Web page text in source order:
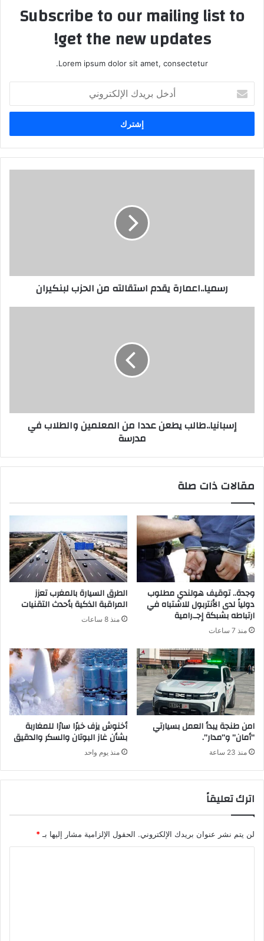
Subscribe to our mailing list to
get the new updates!
Lorem ipsum dolor sit amet, consectetur.
بريدك
الإلكتروني
رسميا..اعمارة يقدم استقالته من الحزب لبنكيران
إسبانيا..طالب يطعن عددا من المعلمين والطلاب في
مدرسة
مقالات ذات صلة
وجدة.. توقيف هولندي مطلوب
دولياً لدى الأنتربول للاشتباه في
ارتباطه بشبكة إجـ.رامية
منذ 7 ساعات
الطرق السيارة بالمغرب تعزز
المراقبة الذكية بأحدث التقنيات
منذ 8 ساعات
امن طنجة يبدأ العمل بسيارتي
“أمان” و”مدار”.
منذ 23 ساعة
أخنوش يزف خبرًا سارًا للمغاربة
بشأن غاز البوتان والسكر والدقيق
منذ يوم واحد
اترك تعليقاً
لن يتم نشر عنوان بريدك الإلكتروني. الحقول الإلزامية مشار إليها بـ *